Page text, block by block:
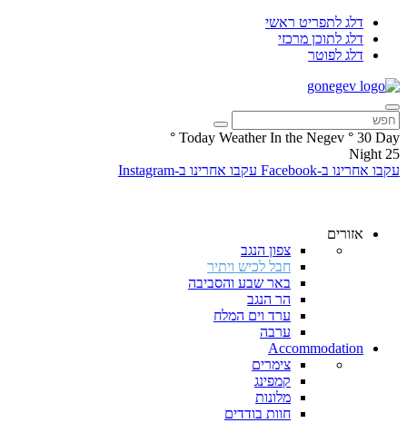
דלג לתפריט ראשי
דלג לתוכן מרכזי
דלג לפוטר
Today Weather In the Negev ° 30 Day
°
25
Night
עקבו אחרינו ב-Facebook
עקבו אחרינו ב-Instagram
אזורים
צפון הנגב
חבל לכיש ויתיר
באר שבע והסביבה
הר הנגב
ערד וים המלח
ערבה
Accommodation
צימרים
קמפינג
מלונות
חוות בודדים